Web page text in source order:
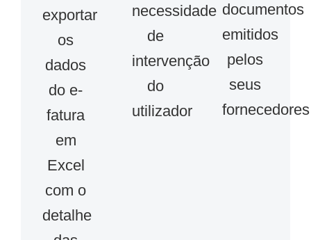
exportar
os
dados
do e-
fatura
em
Excel
com o
detalhe
necessidade
de
intervenção
do
utilizador
documentos
emitidos
pelos
seus